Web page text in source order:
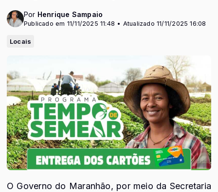
Por Henrique Sampaio
Publicado em 11/11/2025 11:48 • Atualizado 11/11/2025 16:08
Locais
O Governo do Maranhão, por meio da Secretaria